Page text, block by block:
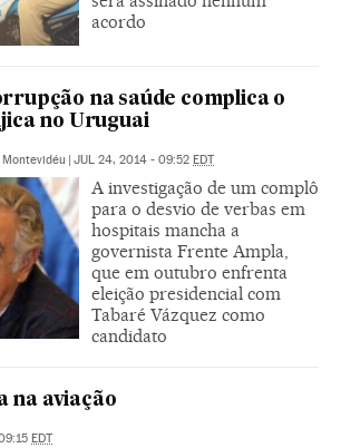
acordo
na saúde complica o
no Uruguai
Montevidéu | JUL 24, 2014 - 09:52 EDT
A investigação de um complô
para o desvio de verbas em
hospitais mancha a
governista Frente Ampla,
que em outubro enfrenta
eleição presidencial com
Tabaré Vázquez como
candidato
na aviação
EDT